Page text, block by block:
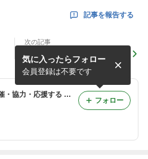
記事を報告する
次の記事
■世界の夏音カーニバル2012
斑尾国際音楽村が 主催・協力・応援する イベント情報
気に入ったらフォロー
会員登録は不要です
フォロー